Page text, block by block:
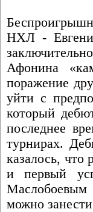
НХЛ -
Афонина
поражение
уйти с
который
последнее
турнирах.
казалось,
и первый
можно